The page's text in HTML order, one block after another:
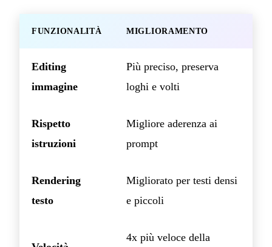
FUNZIONALITÀ MIGLIORAMENTO
Editing
immagine
Più preciso, preserva
loghi e volti
Rispetto
istruzioni
Migliore aderenza ai
prompt
Rendering
testo
Migliorato per testi densi
e piccoli
4x più veloce della